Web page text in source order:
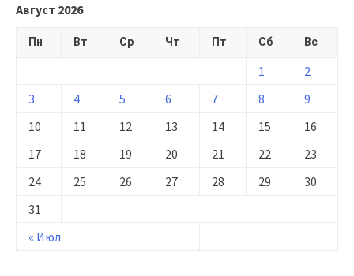
Август 2026
Пн Вт Ср Чт Пт Сб Вс
« Июл
1
2
3
4 5 6 7 8
9
10
11 12 13 14 15
16
17
18 19 20 21 22
23
24
25 26 27 28 29
30
31